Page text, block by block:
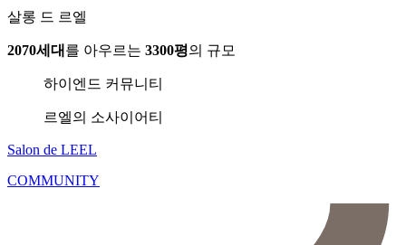
살롱 드 르엘
2070세대 를 아우르는 3300평의 규모
하이엔드 커뮤니티
르엘의 소사이어티
Salon de LEEL
COMMUNITY